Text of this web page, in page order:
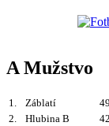
A Mužstvo
1. Záblatí
2.
Hlubina B